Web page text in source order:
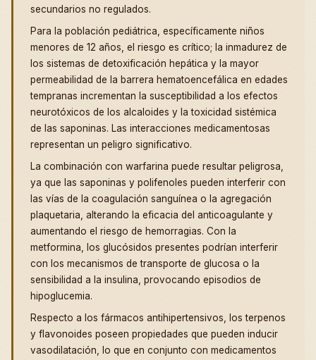
secundarios no regulados.
Para la población pediátrica, específicamente niños
menores de 12 años, el riesgo es crítico; la inmadurez de
los sistemas de detoxificación hepática y la mayor
permeabilidad de la barrera hematoencefálica en edades
tempranas incrementan la susceptibilidad a los efectos
neurotóxicos de los alcaloides y la toxicidad sistémica
de las saponinas. Las interacciones medicamentosas
representan un peligro significativo.
La combinación con warfarina puede resultar peligrosa,
ya que las saponinas y polifenoles pueden interferir con
las vías de la coagulación sanguínea o la agregación
plaquetaria, alterando la eficacia del anticoagulante y
aumentando el riesgo de hemorragias. Con la
metformina, los glucósidos presentes podrían interferir
con los mecanismos de transporte de glucosa o la
sensibilidad a la insulina, provocando episodios de
hipoglucemia.
Respecto a los fármacos antihipertensivos, los terpenos
y flavonoides poseen propiedades que pueden inducir
vasodilatación, lo que en conjunto con medicamentos